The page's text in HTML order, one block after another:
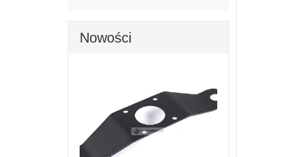
Nowości